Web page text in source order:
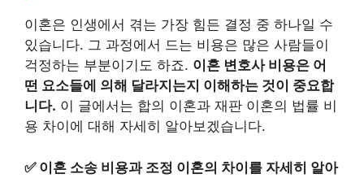
이혼은 인생에서 겪는 가장 힘든 결정 중 하나일 수
있습니다. 그 과정에서 드는 비용은 많은 사람들이
걱정하는 부분이기도 하죠. 이혼 변호사 비용은 어
떤 요소들에 의해 달라지는지 이해하는 것이 중요합
니다. 이 글에서는 합의 이혼과 재판 이혼의 법률 비
용 차이에 대해 자세히 알아보겠습니다.
✅ 이혼 소송 비용과 조정 이혼의 차이를 자세히 알아